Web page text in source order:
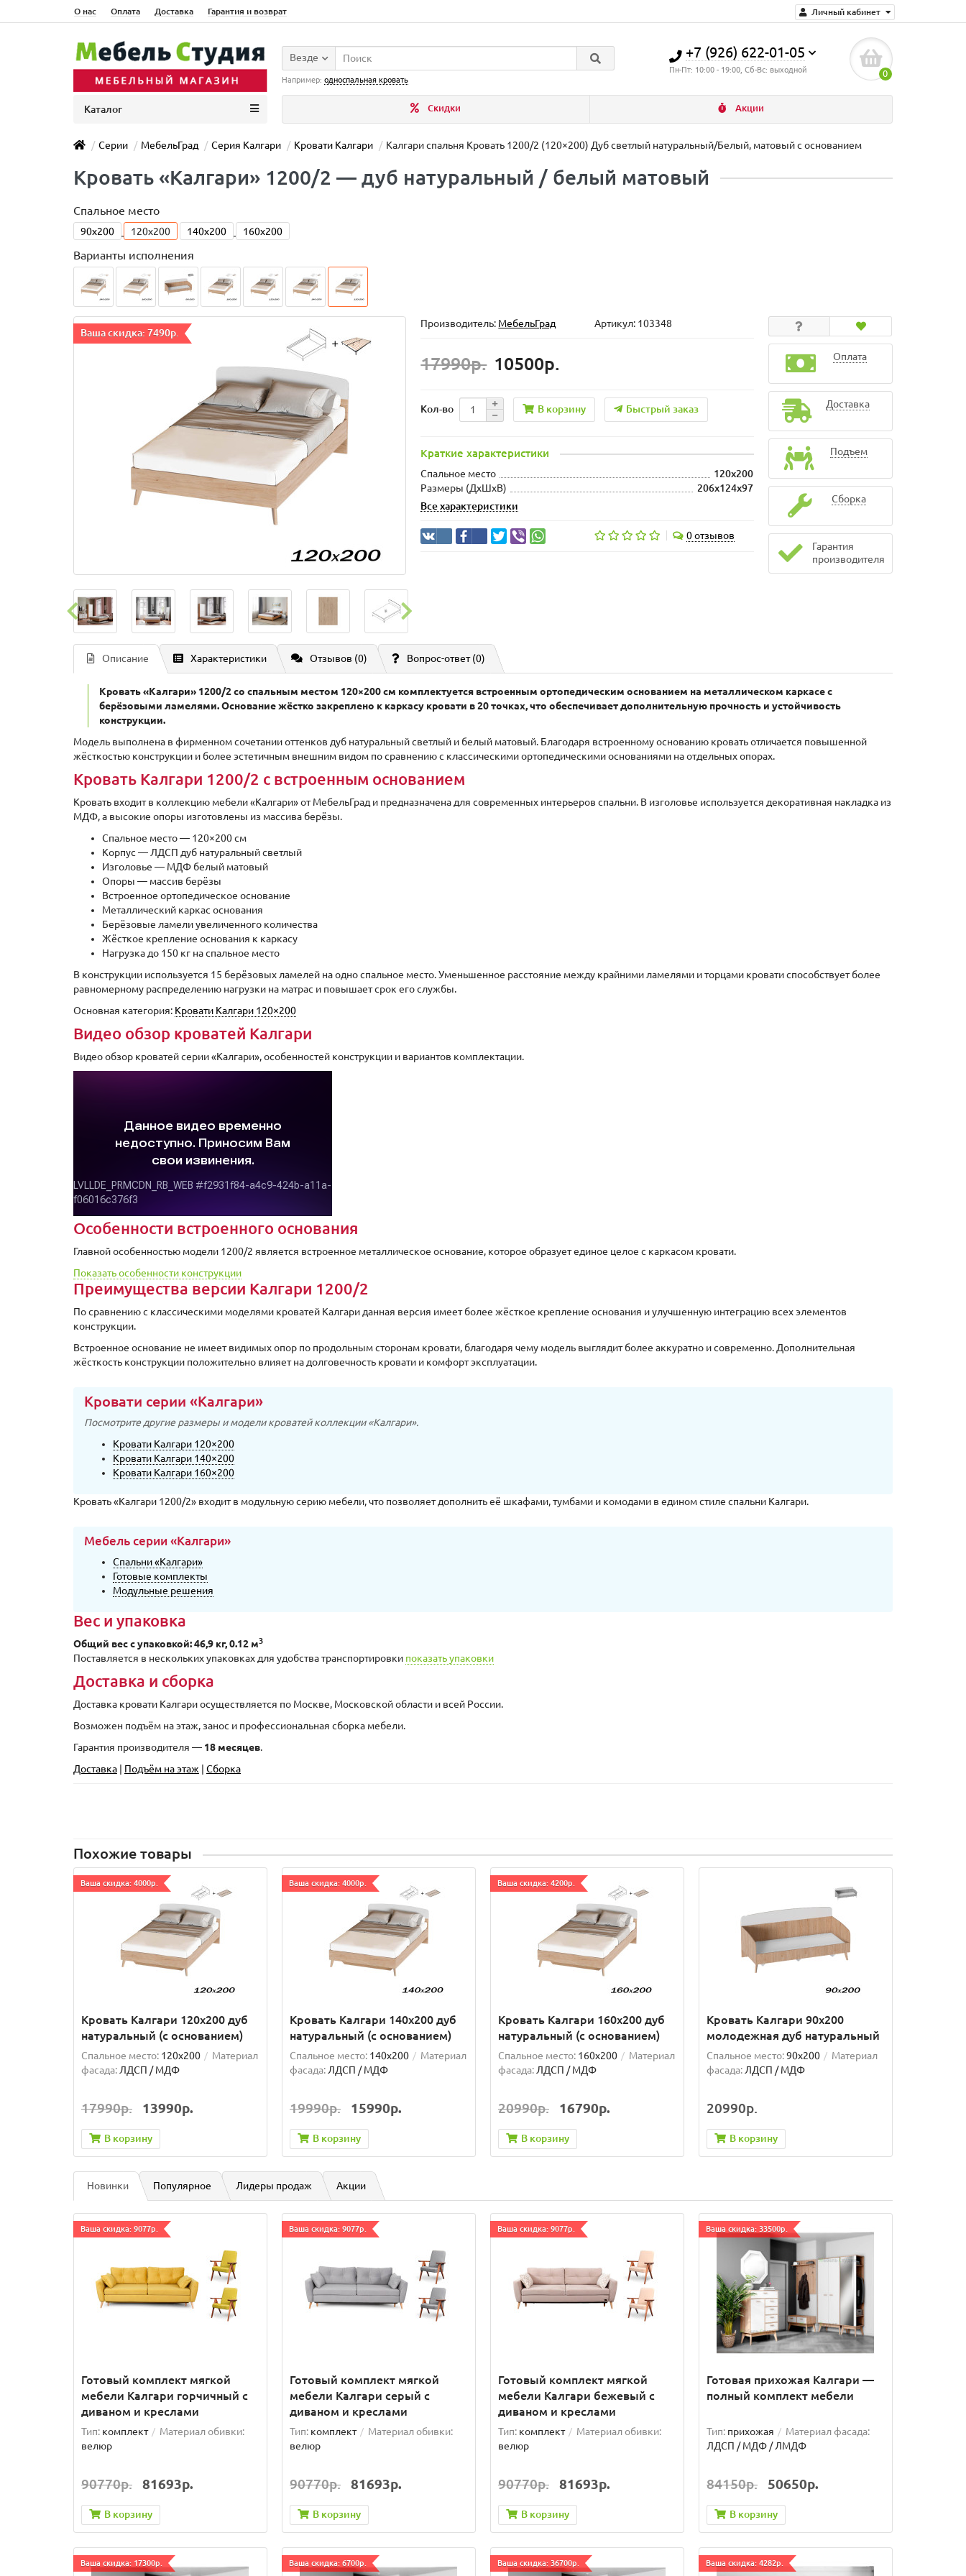
Личный кабинет
О нас Оплата Доставка Гарантия и возврат
+7 (926) 622-01-05
Пн-Пт: 10:00 - 19:00, Сб-Вс: выходной 0
Везде
Например: односпальная кровать
Скидки Акции
Каталог
Серии МебельГрад Серия Калгари Кровати Калгари Калгари спальня Кровать 1200/2 (120×200) Дуб светлый натуральный/Белый, матовый с основанием
Кровать «Калгари» 1200/2 — дуб натуральный / белый матовый
Спальное место
90x200 120x200 140x200 160x200
Варианты исполнения
Ваша скидка: 7490р.
Производитель: МебельГрад Артикул: 103348
17990р. 10500р.
Кол-во В корзину Быстрый заказ
Краткие характеристики
Спальное место
120x200
Размеры (ДхШxВ)
206x124x97
Все характеристики
0 отзывов
Оплата
Доставка
Подъем
Сборка
Гарантия
производителя
Описание Характеристики Отзывов (0) Вопрос-ответ(0)
Кровать «Калгари» 1200/2 со спальным местом 120×200 см комплектуется встроенным ортопедическим основанием на металлическом каркасе с
берёзовыми ламелями. Основание жёстко закреплено к каркасу кровати в 20 точках, что обеспечивает дополнительную прочность и устойчивость
конструкции.
Модель выполнена в фирменном сочетании оттенков дуб натуральный светлый и белый матовый. Благодаря встроенному основанию кровать отличается повышенной
жёсткостью конструкции и более эстетичным внешним видом по сравнению с классическими ортопедическими основаниями на отдельных опорах.
Кровать Калгари 1200/2 с встроенным основанием
Кровать входит в коллекцию мебели «Калгари» от МебельГрад и предназначена для современных интерьеров спальни. В изголовье используется декоративная накладка из
МДФ, а высокие опоры изготовлены из массива берёзы.
Спальное место — 120×200 см
Корпус — ЛДСП дуб натуральный светлый
Изголовье — МДФ белый матовый
Опоры — массив берёзы
Встроенное ортопедическое основание
Металлический каркас основания
Берёзовые ламели увеличенного количества
Жёсткое крепление основания к каркасу
Нагрузка до 150 кг на спальное место
В конструкции используется 15 берёзовых ламелей на одно спальное место. Уменьшенное расстояние между крайними ламелями и торцами кровати способствует более
равномерному распределению нагрузки на матрас и повышает срок его службы.
Основная категория: Кровати Калгари 120×200
Видео обзор кроватей Калгари
Видео обзор кроватей серии «Калгари», особенностей конструкции и вариантов комплектации.
Особенности встроенного основания
Главной особенностью модели 1200/2 является встроенное металлическое основание, которое образует единое целое с каркасом кровати.
Показать особенности конструкции
Преимущества версии Калгари 1200/2
По сравнению с классическими моделями кроватей Калгари данная версия имеет более жёсткое крепление основания и улучшенную интеграцию всех элементов
конструкции.
Встроенное основание не имеет видимых опор по продольным сторонам кровати, благодаря чему модель выглядит более аккуратно и современно. Дополнительная
жёсткость конструкции положительно влияет на долговечность кровати и комфорт эксплуатации.
Кровати серии «Калгари»
Посмотрите другие размеры и модели кроватей коллекции «Калгари».
Кровати Калгари 120×200
Кровати Калгари 140×200
Кровати Калгари 160×200
Кровать «Калгари 1200/2» входит в модульную серию мебели, что позволяет дополнить её шкафами, тумбами и комодами в едином стиле спальни Калгари.
Мебель серии «Калгари»
Спальни «Калгари»
Готовые комплекты
Модульные решения
Вес и упаковка
Общий вес с упаковкой: 46,9 кг, 0.12 м3
Поставляется в нескольких упаковках для удобства транспортировки показать упаковки
Доставка и сборка
Доставка кровати Калгари осуществляется по Москве, Московской области и всей России.
Возможен подъём на этаж, занос и профессиональная сборка мебели.
Гарантия производителя — 18 месяцев.
Доставка
Подъём на этаж Сборка
Похожие товары
Ваша скидка: 4000р.
Кровать Калгари 120х200 дуб
натуральный (с основанием)
Спальное место: 120x200
Материал
фасада: ЛДСП / МДФ
17990р. 13990р.
В корзину
Ваша скидка: 4000р.
Кровать Калгари 140х200 дуб
натуральный (с основанием)
Спальное место: 140x200
Материал
фасада: ЛДСП / МДФ
19990р. 15990р.
В корзину
Ваша скидка: 4200р.
Кровать Калгари 160х200 дуб
натуральный (с основанием)
Спальное место: 160x200
Материал
фасада: ЛДСП / МДФ
20990р. 16790р.
В корзину
Кровать Калгари 90х200
молодежная дуб натуральный
Спальное место:90x200
Материал
фасада: ЛДСП / МДФ
20990р.
В корзину
Новинки Популярное Лидеры продаж Акции
Ваша скидка: 9077р.
Готовый комплект мягкой
мебели Калгари горчичный с
диваном и креслами
Тип: комплект
Материал обивки:
велюр
90770р. 81693р.
В корзину
Ваша скидка: 9077р.
Готовый комплект мягкой
мебели Калгари серый с
диваном и креслами
Тип: комплект
Материал обивки:
велюр
90770р. 81693р.
В корзину
Ваша скидка: 9077р.
Готовый комплект мягкой
мебели Калгари бежевый с
диваном и креслами
Тип: комплект
Материал обивки:
велюр
90770р. 81693р.
В корзину
Ваша скидка: 33500р.
Готовая прихожая Калгари —
полный комплект мебели
Тип: прихожая
Материал фасада:
ЛДСП / МДФ / ЛМДФ
84150р. 50650р.
В корзину
Ваша скидка: 17300р. Ваша скидка: 6700р. Ваша скидка: 36700р. Ваша скидка: 4282р.